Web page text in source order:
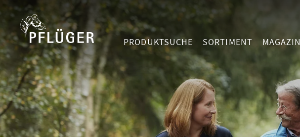
PRODUKTSUCHE SORTIMENT MAGAZIN